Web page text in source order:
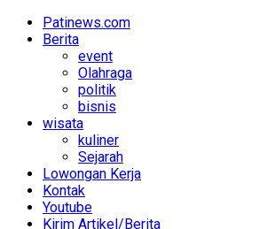
Patinews.com
Berita
event
Olahraga
politik
bisnis
wisata
kuliner
Sejarah
Lowongan Kerja
Kontak
Youtube
Kirim Artikel/Berita